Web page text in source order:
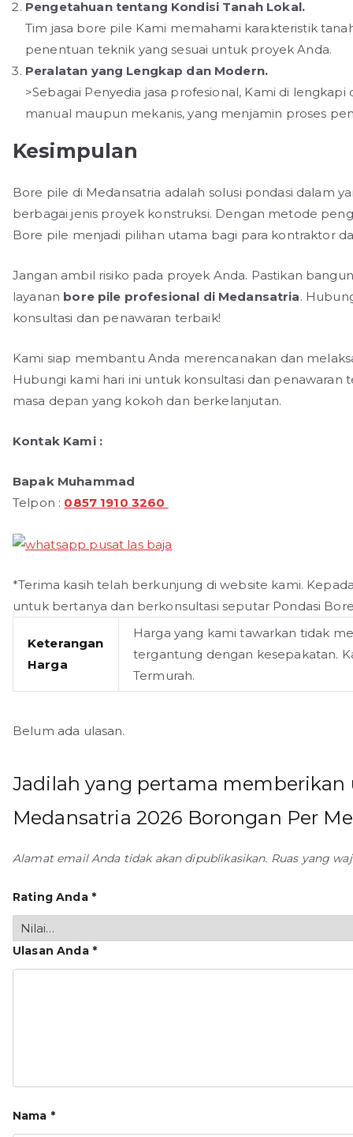
Pengetahuan tentang Kondisi Tanah Lokal.
Tim jasa bore pile Kami memahami karakteristik
penentuan teknik yang sesuai untuk proyek Anda.
Peralatan yang Lengkap dan Modern.
>Sebagai Penyedia jasa profesional, Kami di
manual maupun mekanis, yang menjamin proses
Kesimpulan
Bore pile di Medansatria adalah solusi pondasi dalam
berbagai jenis proyek konstruksi. Dengan metode
Bore pile menjadi pilihan utama bagi para kontraktor
Jangan ambil risiko pada proyek Anda. Pastikan
layanan bore pile profesional di Medansatria.
konsultasi dan penawaran terbaik!
Kami siap membantu Anda merencanakan dan
Hubungi kami hari ini untuk konsultasi dan
masa depan yang kokoh dan berkelanjutan.
Kontak Kami :
Bapak Muhammad
Telpon : 0857 1910 3260
*Terima kasih telah berkunjung di website kami.
untuk bertanya dan berkonsultasi seputar Pondasi
Keterangan
Harga
Harga yang kami tawarkan tidak
tergantung dengan kesepakatan.
Termurah.
Belum ada ulasan.
Jadilah yang pertama memberikan
Medansatria 2026 Borongan Per
Alamat email Anda tidak akan dipublikasikan. Ruas yang
Rating Anda *
Ulasan Anda *
Nama *